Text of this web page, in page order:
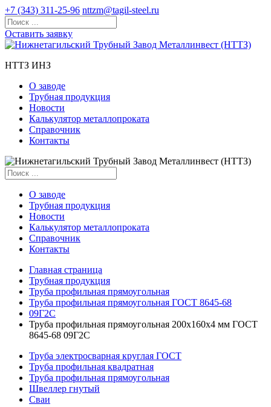
+7 (343) 311-25-96 nttzm@tagil-steel.ru
Оставить заявку
НТТЗ ИНЗ
О заводе
Трубная продукция
Новости
Калькулятор металлопроката
Справочник
Контакты
О заводе
Трубная продукция
Новости
Калькулятор металлопроката
Справочник
Контакты
Главная страница
Трубная продукция
Труба профильная прямоугольная
Труба профильная прямоугольная ГОСТ 8645-68
09Г2С
Труба профильная прямоугольная 200x160x4 мм ГОСТ
8645-68 09Г2С
Труба электросварная круглая ГОСТ
Труба профильная квадратная
Труба профильная прямоугольная
Швеллер гнутый
Сваи